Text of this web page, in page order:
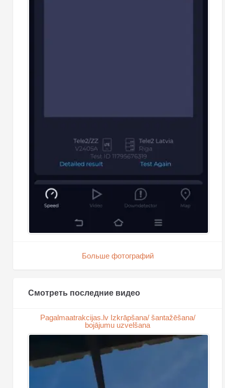
Больше фотографий
Смотреть последние видео
Pagalmaatrakcijas.lv Izkrāpšana/ šantažēšana/
bojājumu uzvelšana